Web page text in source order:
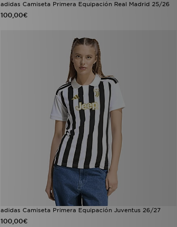
adidas Camiseta Primera Equipación Real Madrid 25/26
100,00€
adidas Camiseta Primera Equipación Juventus 26/27
100,00€